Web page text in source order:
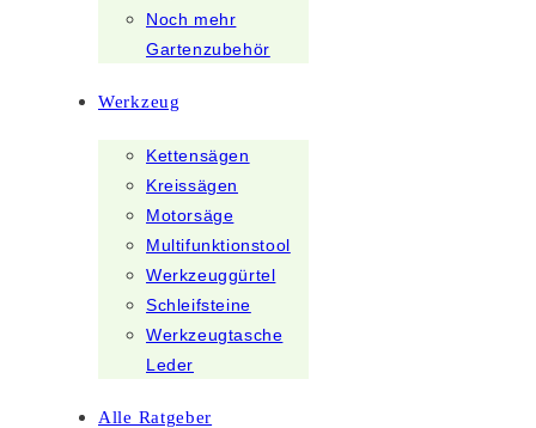
Noch mehr
Gartenzubehör
Werkzeug
Kettensägen
Kreissägen
Motorsäge
Multifunktionstool
Werkzeuggürtel
Schleifsteine
Werkzeugtasche
Leder
Alle Ratgeber